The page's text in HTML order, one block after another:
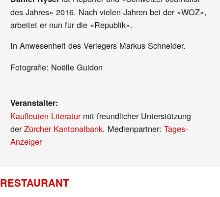
des Jahres» 2016. Nach vielen Jahren bei der «WOZ»,
arbeitet er nun für die «Republik».
In Anwesenheit des Verlegers Markus Schneider.
Fotografie: Noëlle Guidon
Veranstalter:
Kaufleuten Literaturmit freundlicher Unterstützung
derZürcher Kantonalbank. Medienpartner:Tages-
Anzeiger
RESTAURANT